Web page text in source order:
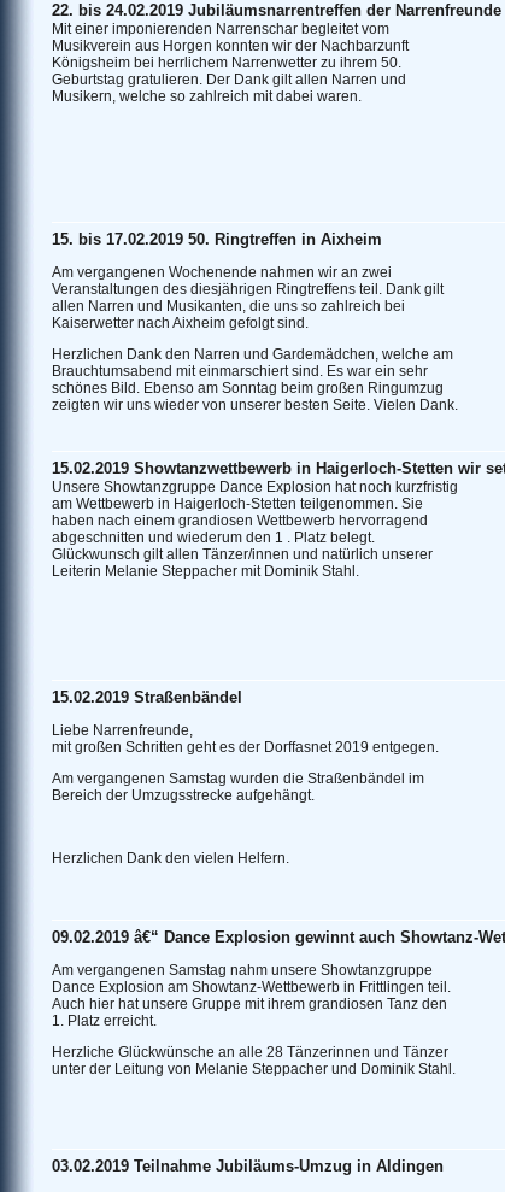
22. bis 24.02.2019 Jubiläumsnarrentreffen der
Mit einer imponierenden Narrenschar begleitet vom
Musikverein aus Horgen konnten wir der Nachbarzunft
Königsheim bei herrlichem Narrenwetter zu ihrem 50.
Geburtstag gratulieren. Der Dank gilt allen Narren und
Musikern, welche so zahlreich mit dabei waren.
15. bis 17.02.2019 50. Ringtreffen in Aixheim
Am vergangenen Wochenende nahmen wir an zwei
Veranstaltungen des diesjährigen Ringtreffens teil. Dank gilt
allen Narren und Musikanten, die uns so zahlreich bei
Kaiserwetter nach Aixheim gefolgt sind.
Herzlichen Dank den Narren und Gardemädchen, welche am
Brauchtumsabend mit einmarschiert sind. Es war ein sehr
schönes Bild. Ebenso am Sonntag beim großen Ringumzug
zeigten wir uns wieder von unserer besten Seite. Vielen Dank.
15.02.2019 Showtanzwettbewerb in Haigerloch-Stetten wir
Unsere Showtanzgruppe Dance Explosion hat noch kurzfristig
am Wettbewerb in Haigerloch-Stetten teilgenommen. Sie
haben nach einem grandiosen Wettbewerb hervorragend
abgeschnitten und wiederum den 1 . Platz belegt.
Glückwunsch gilt allen Tänzer/innen und natürlich unserer
Leiterin Melanie Steppacher mit Dominik Stahl.
15.02.2019 Straßenbändel
Liebe Narrenfreunde,
mit großen Schritten geht es der Dorffasnet 2019 entgegen.
Am vergangenen Samstag wurden die Straßenbändel im
Bereich der Umzugsstrecke aufgehängt.
Herzlichen Dank den vielen Helfern.
09.02.2019 â€“ Dance Explosion gewinnt auch Showtanz-
Am vergangenen Samstag nahm unsere Showtanzgruppe
Dance Explosion am Showtanz-Wettbewerb in Frittlingen teil.
Auch hier hat unsere Gruppe mit ihrem grandiosen Tanz den
1. Platz erreicht.
Herzliche Glückwünsche an alle 28 Tänzerinnen und Tänzer
unter der Leitung von Melanie Steppacher und Dominik Stahl.
03.02.2019 Teilnahme Jubiläums-Umzug in Aldingen